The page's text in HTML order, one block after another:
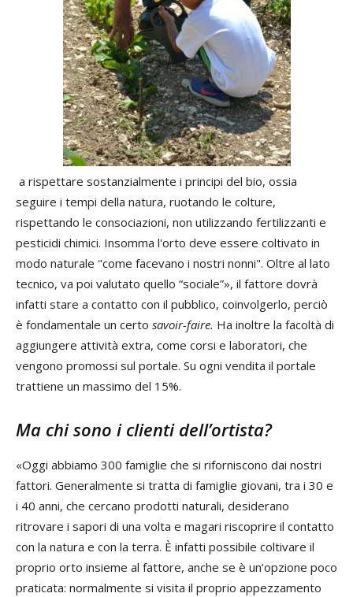
a rispettare sostanzialmente i principi del bio, ossia
seguire i tempi della natura, ruotando le colture,
rispettando le consociazioni, non utilizzando fertilizzanti e
pesticidi chimici. Insomma l'orto deve essere coltivato in
modo naturale "come facevano i nostri nonni". Oltre al lato
tecnico, va poi valutato quello “sociale”», il fattore dovrà
infatti stare a contatto con il pubblico, coinvolgerlo, perciò
è fondamentale un certo savoir-faire. Ha inoltre la facoltà di
aggiungere attività extra, come corsi e laboratori, che
vengono promossi sul portale. Su ogni vendita il portale
trattiene un massimo del 15%.
Ma chi sono i clienti dell’ortista?
«Oggi abbiamo 300 famiglie che si riforniscono dai nostri
fattori. Generalmente si tratta di famiglie giovani, tra i 30 e
i 40 anni, che cercano prodotti naturali, desiderano
ritrovare i sapori di una volta e magari riscoprire il contatto
con la natura e con la terra. È infatti possibile coltivare il
proprio orto insieme al fattore, anche se è un’opzione poco
praticata: normalmente si visita il proprio appezzamento